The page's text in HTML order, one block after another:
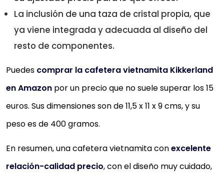
La inclusión de una taza de cristal propia, que
ya viene integrada y adecuada al diseño del
resto de componentes.
Puedes comprar la cafetera vietnamita Kikkerland
en Amazon por un precio que no suele superar los 15
euros. Sus dimensiones son de 11,5 x 11 x 9 cms, y su
peso es de 400 gramos.
En resumen, una cafetera vietnamita conexcelente
relación-calidad precio, con el diseño muy cuidado,